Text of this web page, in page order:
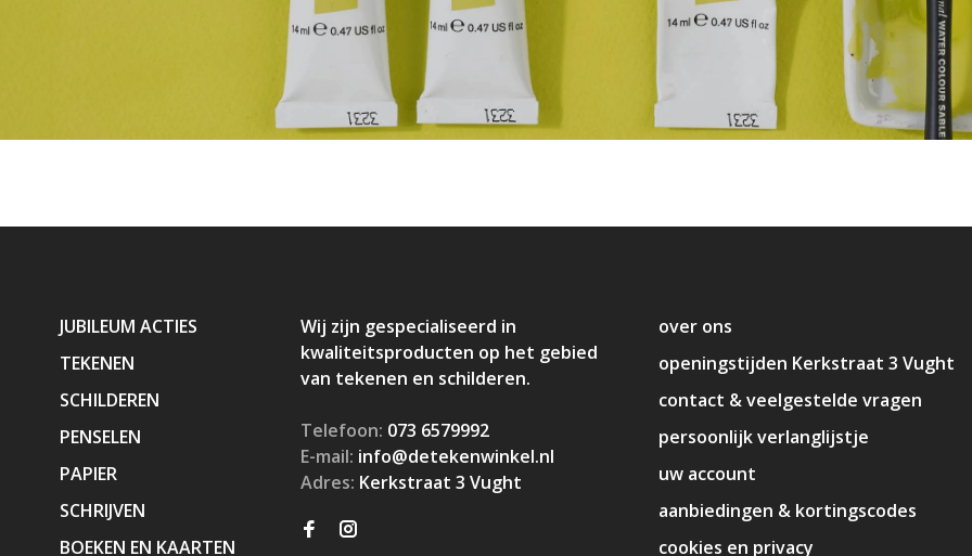
JUBILEUM ACTIES
TEKENEN
SCHILDEREN
PENSELEN
PAPIER
SCHRIJVEN
BOEKEN EN KAARTEN
Wij zijn gespecialiseerd in
kwaliteitsproducten op het gebied
van tekenen en schilderen.
Telefoon: 073 6579992
E-mail: info@detekenwinkel.nl
Adres: Kerkstraat 3 Vught
over ons
openingstijden Kerkstraat 3 Vught
contact & veelgestelde vragen
persoonlijk verlanglijstje
uw account
aanbiedingen & kortingscodes
cookies en privacy